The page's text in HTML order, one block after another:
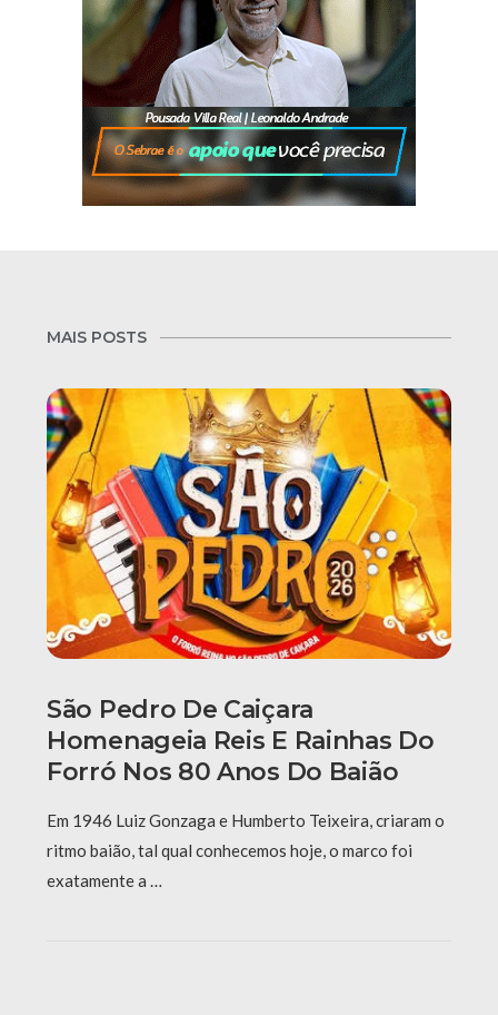
MAIS POSTS
São Pedro De Caiçara
Homenageia Reis E Rainhas Do
Forró Nos 80 Anos Do Baião
Em 1946 Luiz Gonzaga e Humberto Teixeira, criaram o
ritmo baião, tal qual conhecemos hoje, o marco foi
exatamente a …